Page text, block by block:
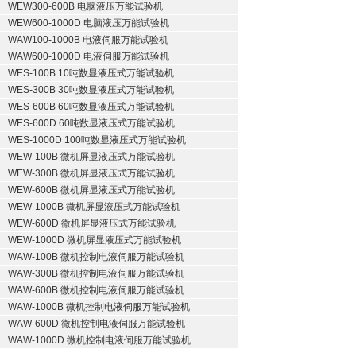
WEW300-600B 电脑液压万能试验机
WEW600-1000D 电脑液压万能试验机
WAW100-1000B 电液伺服万能试验机
WAW600-1000D 电液伺服万能试验机
WES-100B 10吨数显液压式万能试验机
WES-300B 30吨数显液压式万能试验机
WES-600B 60吨数显液压式万能试验机
WES-600D 60吨数显液压式万能试验机
WES-1000D 100吨数显液压式万能试验机
WEW-100B 微机屏显液压式万能试验机
WEW-300B 微机屏显液压式万能试验机
WEW-600B 微机屏显液压式万能试验机
WEW-1000B 微机屏显液压式万能试验机
WEW-600D 微机屏显液压式万能试验机
WEW-1000D 微机屏显液压式万能试验机
WAW-100B 微机控制电液伺服万能试验机
WAW-300B 微机控制电液伺服万能试验机
WAW-600B 微机控制电液伺服万能试验机
WAW-1000B 微机控制电液伺服万能试验机
WAW-600D 微机控制电液伺服万能试验机
WAW-1000D 微机控制电液伺服万能试验机